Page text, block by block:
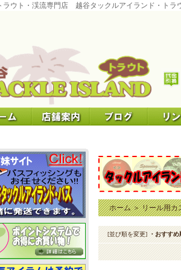
ラウト・渓流専門店 越谷タックルアイランド・トラ
ホーム＞リール用カ
[並び順を変更] ・おすすめ